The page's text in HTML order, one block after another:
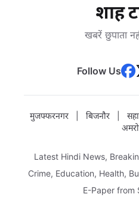
शाह
खबरें छुपाता
Follow Us
मुजफ्फरनगर बिजनौर
Latest Hindi News,
Crime, Education, Health,
E-Paper from